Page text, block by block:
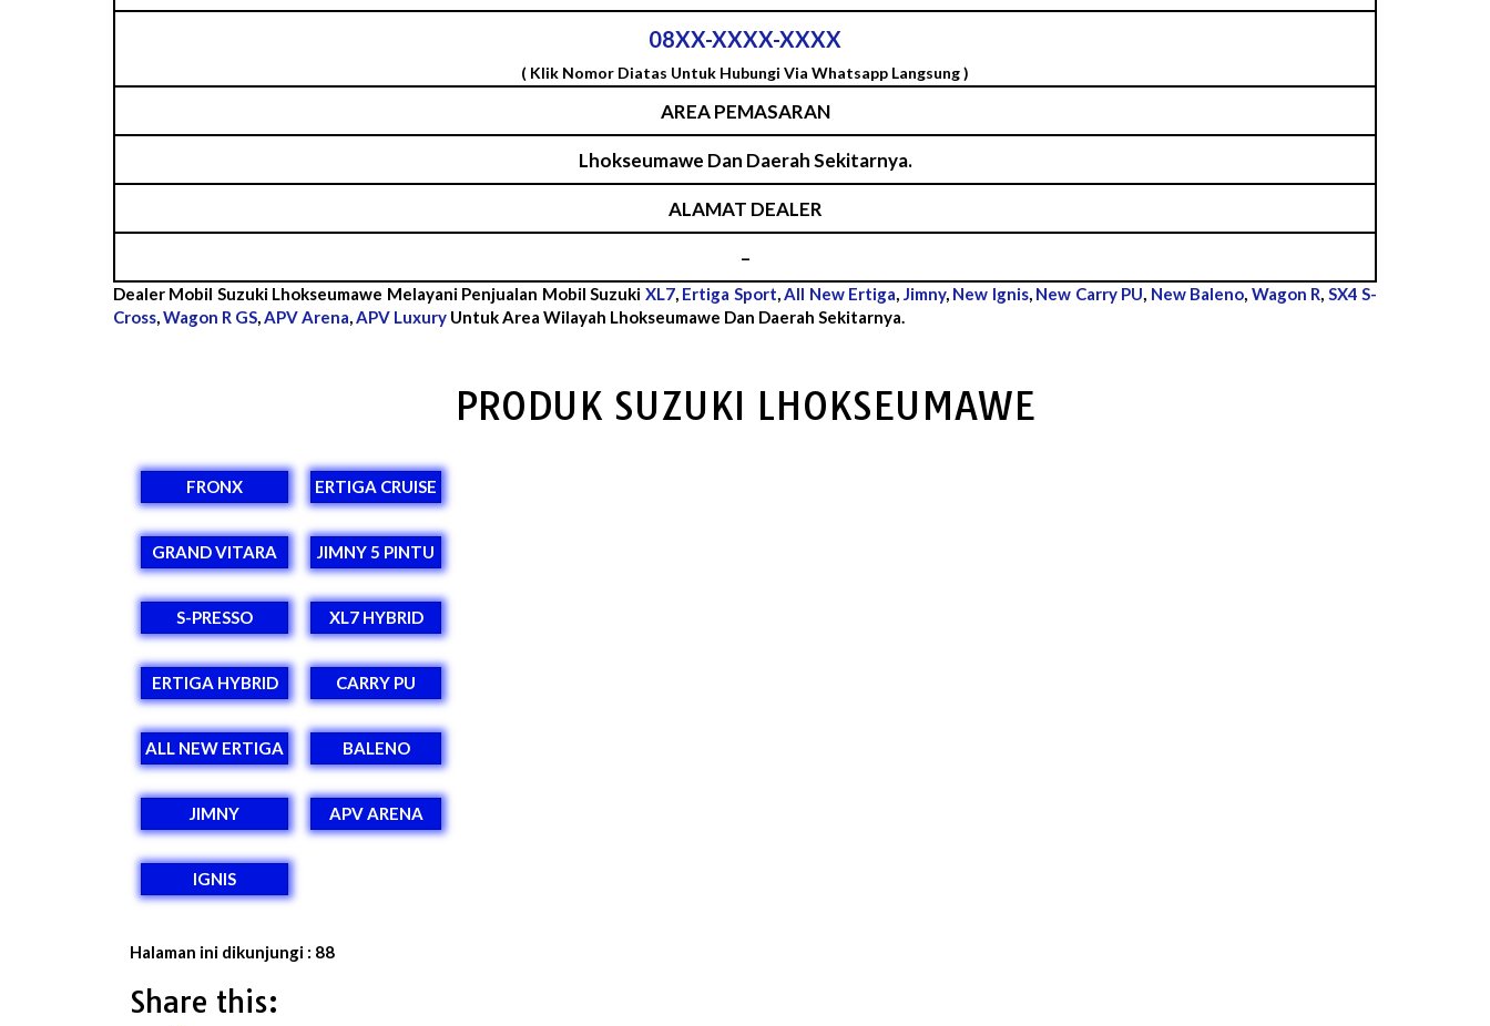
08XX-XXXX-XXXX
( Klik Nomor Diatas Untuk Hubungi Via Whatsapp Langsung )
AREA PEMASARAN
Lhokseumawe Dan Daerah Sekitarnya.
ALAMAT DEALER
–
Dealer Mobil Suzuki Lhokseumawe Melayani Penjualan Mobil Suzuki XL7, Ertiga Sport,All New Ertiga, Jimny, New Ignis, New Carry PU, New Baleno, Wagon R, SX4 S-
Cross,Wagon R GS,APV Arena,APV Luxury Untuk Area Wilayah Lhokseumawe Dan Daerah Sekitarnya.
PRODUK SUZUKI LHOKSEUMAWE
FRONX ERTIGA CRUISE
GRAND VITARA JIMNY 5 PINTU
S-PRESSO XL7 HYBRID
ERTIGA HYBRID CARRY PU
ALL NEW ERTIGA BALENO
JIMNY APV ARENA
IGNIS
Halaman ini dikunjungi : 88
Share this: